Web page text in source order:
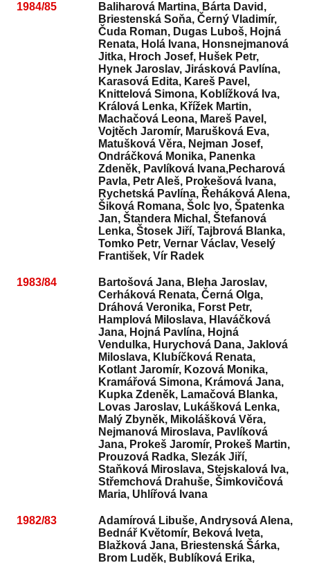
1984/85
Baliharová Martina, Bárta David,
Briestenská Soňa, Černý Vladimír,
Čuda Roman, Dugas Luboš, Hojná
Renata, Holá Ivana, Honsnejmanová
Jitka, Hroch Josef, Hušek Petr,
Hynek Jaroslav, Jirásková Pavlína,
Karasová Edita, Kareš Pavel,
Knittelová Simona, Koblížková Iva,
Králová Lenka, Křížek Martin,
Machačová Leona, Mareš Pavel,
Vojtěch Jaromír, Marušková Eva,
Matušková Věra, Nejman Josef,
Ondráčková Monika, Panenka
Zdeněk, Pavlíková Ivana,Pecharová
Pavla, Petr Aleš, Prokešová Ivana,
Rychetská Pavlína, Řeháková Alena,
Šiková Romana, Šolc Ivo, Špatenka
Jan, Štandera Michal, Štefanová
Lenka, Štosek Jiří, Tajbrová Blanka,
Tomko Petr, Vernar Václav, Veselý
František, Vír Radek
1983/84
Bartošová Jana, Bleha Jaroslav,
Cerháková Renata, Černá Olga,
Dráhová Veronika, Forst Petr,
Hamplová Miloslava, Hlaváčková
Jana, Hojná Pavlína, Hojná
Vendulka, Hurychová Dana, Jaklová
Miloslava, Klubíčková Renata,
Kotlant Jaromír, Kozová Monika,
Kramářová Simona, Krámová Jana,
Kupka Zdeněk, Lamačová Blanka,
Lovas Jaroslav, Lukášková Lenka,
Malý Zbyněk, Mikolášková Věra,
Nejmanová Miroslava, Pavlíková
Jana, Prokeš Jaromír, Prokeš Martin,
Prouzová Radka, Slezák Jiří,
Staňková Miroslava, Stejskalová Iva,
Střemchová Drahuše, Šimkovičová
Maria, Uhlířová Ivana
1982/83
Adamírová Libuše, Andrysová Alena,
Bednář Květomír, Beková Iveta,
Blažková Jana, Briestenská Šárka,
Brom Luděk, Bublíková Erika,